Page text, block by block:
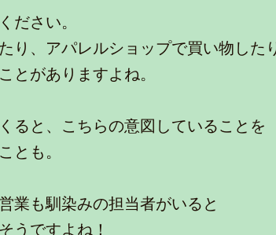
ださい。
り、アパレルショップで買い物した
とがありますよね。
ると、こちらの意図していることを
とも。
業も馴染みの担当者がいると
うですよね！